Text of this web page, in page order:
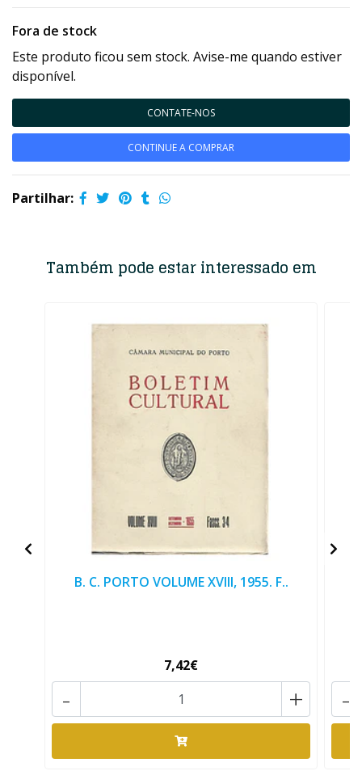
Fora de stock
Este produto ficou sem stock. Avise-me quando estiver
disponível.
CONTATE-NOS
CONTINUE A COMPRAR
Partilhar:
Também pode estar interessado em
B. C. PORTO VOLUME XVIII, 1955. F..
7,42€
+
- -